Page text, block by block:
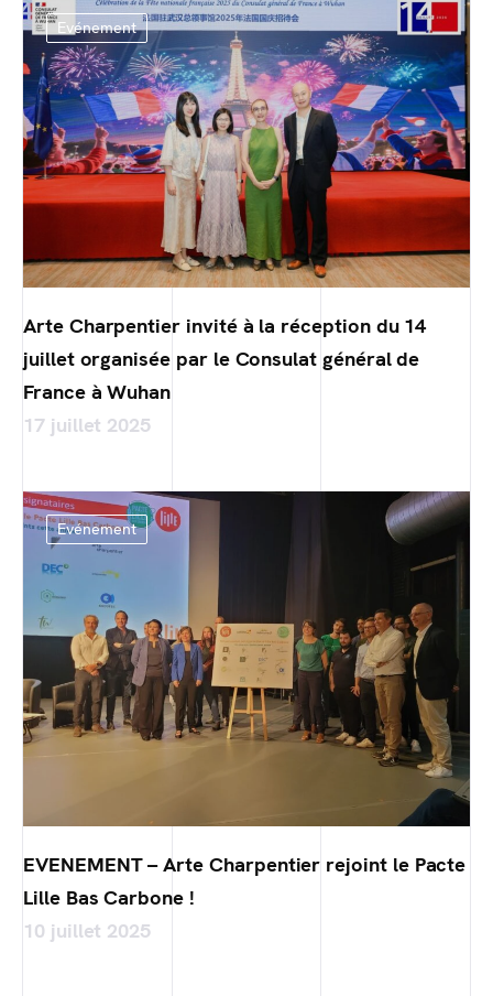
Evénement
Arte Charpentier invité à la réception du 14
juillet organisée par le Consulat général de
France à Wuhan
17 juillet 2025
Evénement
EVENEMENT – Arte Charpentier rejoint le Pacte
Lille Bas Carbone !
10 juillet 2025